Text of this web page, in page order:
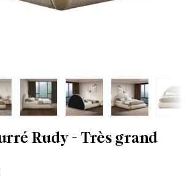
Rudy - Très grand